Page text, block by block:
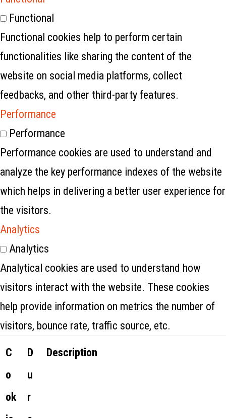
Functional
Functional cookies help to perform certain
functionalities like sharing the content of the
website on social media platforms, collect
feedbacks, and other third-party features.
Performance
Performance
Performance cookies are used to understand and
analyze the key performance indexes of the website
which helps in delivering a better user experience for
the visitors.
Analytics
Analytics
Analytical cookies are used to understand how
visitors interact with the website. These cookies
help provide information on metrics the number of
visitors, bounce rate, traffic source, etc.
C
o
ok
D
u
r
Description